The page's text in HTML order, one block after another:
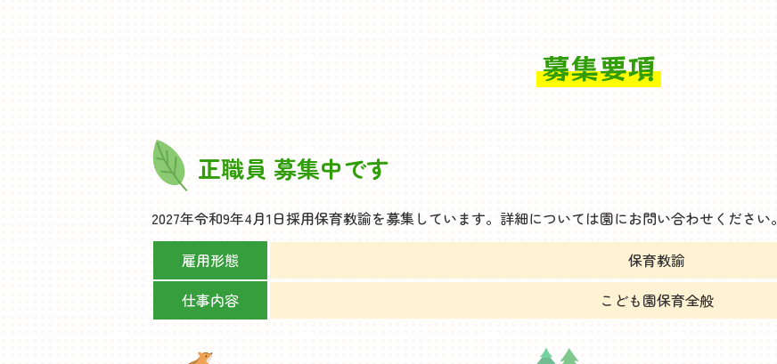
募集要項
正職員 募集中です
2027年令和9年4月1日採用保育教諭を募集しています。詳細については園にお問い合わせください。
雇用形態
保育教諭
仕事内容
こども園保育全般